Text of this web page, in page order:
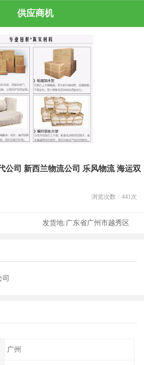
供应商机
公司 新西兰物流公司 乐风物流 海运双
浏览次数： 441 次
发货地:广东省广州市越秀区
广州